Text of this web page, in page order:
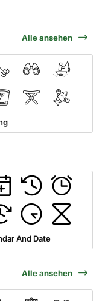
Alle ansehen
And Date
Alle ansehen